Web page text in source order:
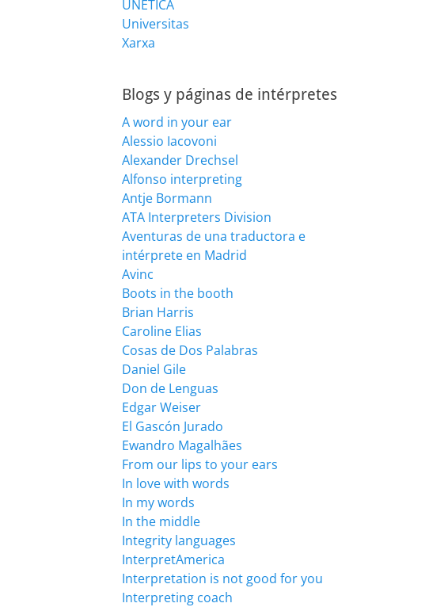
UNETICA
Universitas
Xarxa
Blogs y páginas de intérpretes
A word in your ear
Alessio Iacovoni
Alexander Drechsel
Alfonso interpreting
Antje Bormann
ATA Interpreters Division
Aventuras de una traductora e
intérprete en Madrid
Avinc
Boots in the booth
Brian Harris
Caroline Elias
Cosas de Dos Palabras
Daniel Gile
Don de Lenguas
Edgar Weiser
El Gascón Jurado
Ewandro Magalhães
From our lips to your ears
In love with words
In my words
In the middle
Integrity languages
InterpretAmerica
Interpretation is not good for you
Interpreting coach